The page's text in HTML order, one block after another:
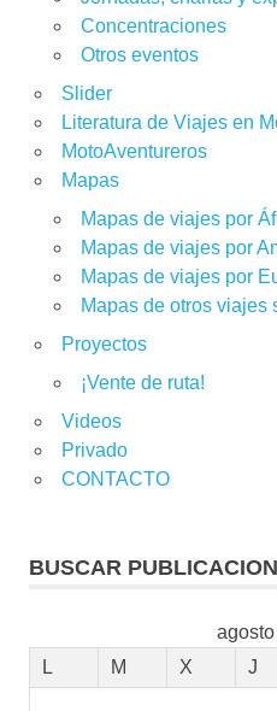
Concentraciones
Otros eventos
Slider
Literatura de Viajes en
MotoAventureros
Mapas
Mapas de viajes por
Mapas de viajes por
Mapas de viajes por
Mapas de otros viajes
Proyectos
¡Vente de ruta!
Videos
Privado
CONTACTO
BUSCAR
L
M X J